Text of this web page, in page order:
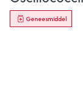
Geneesmiddel